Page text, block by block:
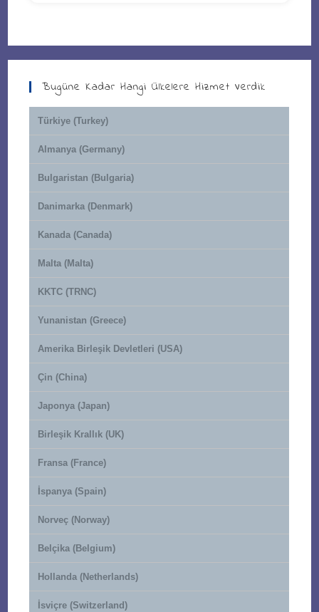
Bugüne Kadar Hangi Ülkelere Hizmet Verdik
Türkiye (Turkey)
Almanya (Germany)
Bulgaristan (Bulgaria)
Danimarka (Denmark)
Kanada (Canada)
Malta (Malta)
KKTC (TRNC)
Yunanistan (Greece)
Amerika Birleşik Devletleri (USA)
Çin (China)
Japonya (Japan)
Birleşik Krallık (UK)
Fransa (France)
İspanya (Spain)
Norveç (Norway)
Belçika (Belgium)
Hollanda (Netherlands)
İsviçre (Switzerland)